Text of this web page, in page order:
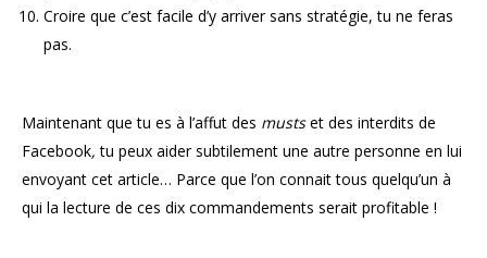
Croire que c’est facile d’y arriver sans stratégie, tu ne feras
pas.
Maintenant que tu es à l’affut des mustset des interdits de
Facebook,tu peux aider subtilement une autre personne en lui
envoyant cet article… Parce que l’on connait tous quelqu’un à
qui la lecture de ces dix commandements serait profitable !